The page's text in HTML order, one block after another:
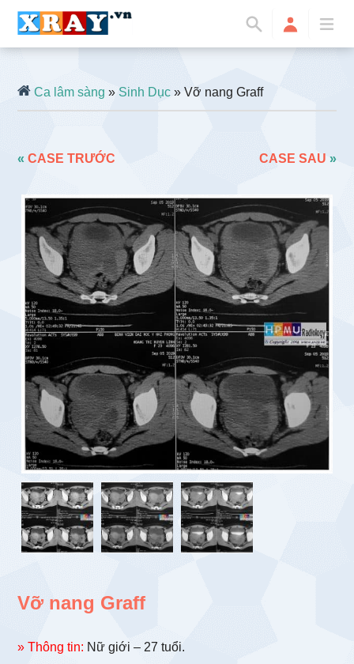
Ca lâm sàng »Sinh Dục » Vỡ nang Graff
«CASE TRƯỚC CASE SAU »
Vỡ nang Graff
» Thông tin: Nữ giới – 27 tuổi.